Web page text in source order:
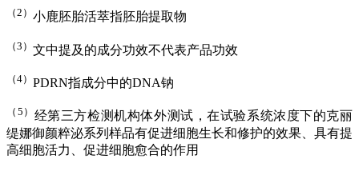
（2） 小鹿胚胎活萃指胚胎提取物
（3） 文中提及的成分功效不代表产品功效
（4） PDRN指成分中的DNA钠
（5） 经第三方检测机构体外测试，在试验系统浓度下的克丽
缇娜御颜粹泌系列样品有促进细胞生长和修护的效果、具有提
高细胞活力、促进细胞愈合的作用